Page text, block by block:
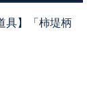
具】「柿堤柄